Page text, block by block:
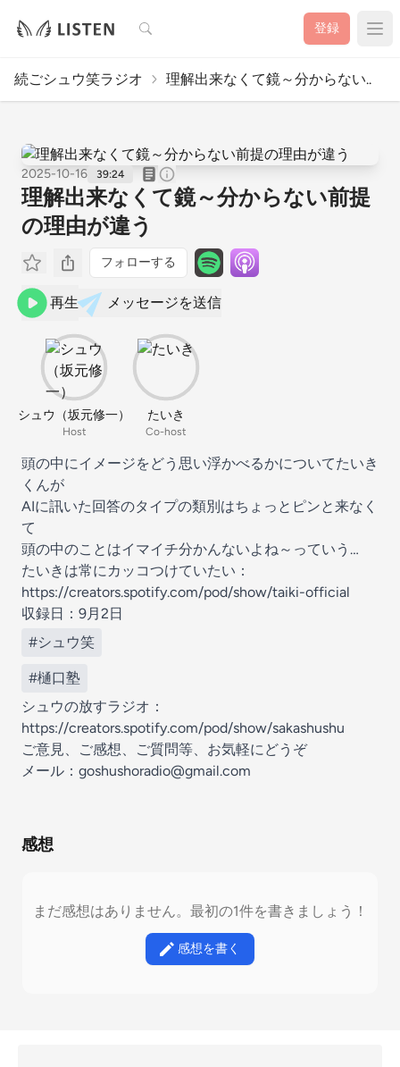
検索 登録
続ごシュウ笑ラジオ 理解出来なくて鏡～分からない..
2025-10-16 39:24
理解出来なくて鏡～分からない前提
の理由が違う
フォローする
再生 メッセージを送信
シュウ（坂元修一）
Host
たいき
Co-host
頭の中にイメージをどう思い浮かべるかについてたいき
くんが
AIに訊いた回答のタイプの類別はちょっとピンと来なく
て
頭の中のことはイマイチ分かんないよね～っていう…
たいきは常にカッコつけていたい：
https://creators.spotify.com/pod/show/taiki-official
収録日：9月2日
#シュウ笑
#樋口塾
シュウの放すラジオ：
https://creators.spotify.com/pod/show/sakashushu
ご意見、ご感想、ご質問等、お気軽にどうぞ
メール：goshushoradio@gmail.com
感想
まだ感想はありません。最初の1件を書きましょう！
感想を書く